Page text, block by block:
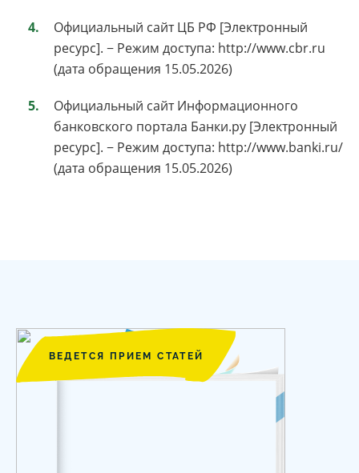
Официальный сайт ЦБ РФ [Электронный
ресурс]. − Режим доступа: http://www.cbr.ru
(дата обращения 15.05.2026)
Официальный сайт Информационного
банковского портала Банки.ру [Электронный
ресурс]. − Режим доступа: http://www.banki.ru/
(дата обращения 15.05.2026)
ВЕДЕТСЯ ПРИЕМ СТАТЕЙ